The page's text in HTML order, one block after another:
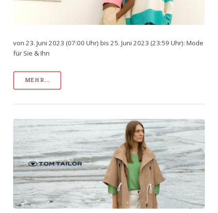
von 23. Juni 2023 (07:00 Uhr) bis 25. Juni 2023 (23:59 Uhr): Mode
für Sie & Ihn
MEHR...